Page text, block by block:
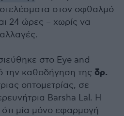
στον οφθαλμό
24 ώρες – χωρίς να
στο Eye and
την καθοδήγηση της δρ.
οπτομετρίας, σε
Barsha Lal. Η
ότι μία μόνο εφαρμογή